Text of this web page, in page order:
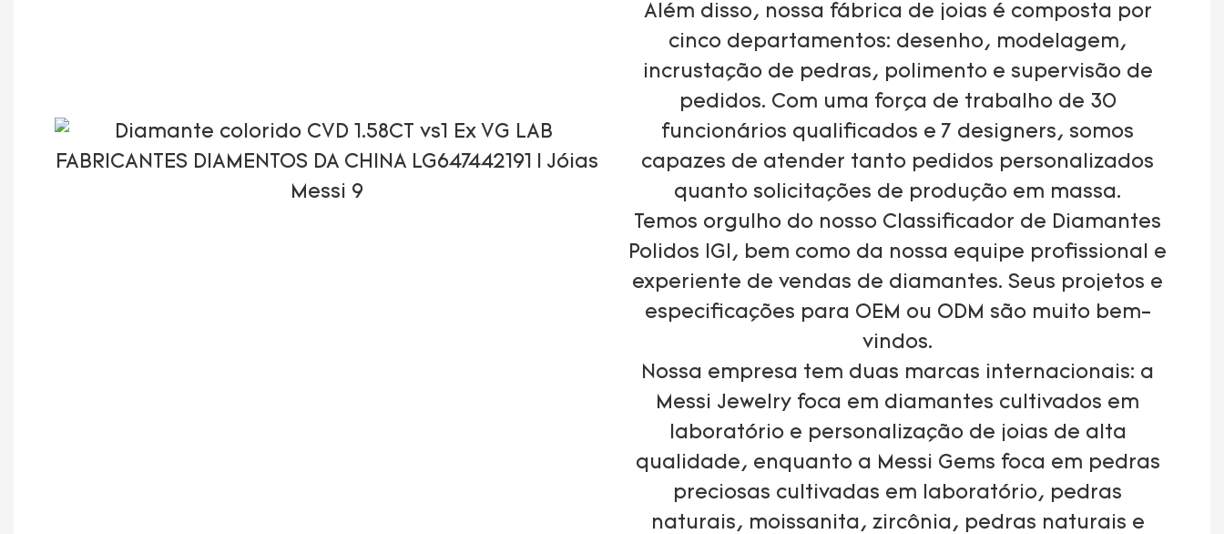
Além disso, nossa fábrica de joias é composta por
cinco departamentos: desenho, modelagem,
incrustação de pedras, polimento e supervisão de
pedidos. Com uma força de trabalho de 30
funcionários qualificados e 7 designers, somos
capazes de atender tanto pedidos personalizados
quanto solicitações de produção em massa.
Temos orgulho do nosso Classificador de Diamantes
Polidos IGI, bem como da nossa equipe profissional e
experiente de vendas de diamantes. Seus projetos e
especificações para OEM ou ODM são muito bem-
vindos.
Nossa empresa tem duas marcas internacionais: a
Messi Jewelry foca em diamantes cultivados em
laboratório e personalização de joias de alta
qualidade, enquanto a Messi Gems foca em pedras
preciosas cultivadas em laboratório, pedras
naturais, moissanita, zircônia, pedras naturais e